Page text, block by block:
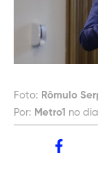
Foto: Rômulo
Por: Metro1 no